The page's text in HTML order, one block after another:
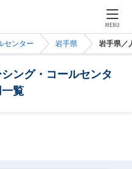
MENU
センター 岩手県 岩手県／
ング・コールセンタ
覧